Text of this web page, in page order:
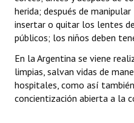
herida; después de
insertar o quitar los lentes
públicos; los niños deben
En la Argentina se viene
limpias, salvan vidas de
hospitales, como así
concientización abierta a la